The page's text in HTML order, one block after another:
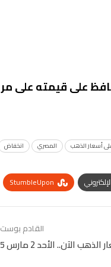
على قيمته على مر
أسعار الذهب المصري
انخفاض
StumbleUpon
القادم بوست
الآن.. الأحد 2 مارس 2025